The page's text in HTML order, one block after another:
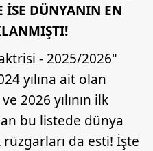
İSE DÜNYANIN EN
- 2025/2026"
yılına ait olan
2026 yılının ilk
bu listede dünya
rüzgarları da esti! İşte